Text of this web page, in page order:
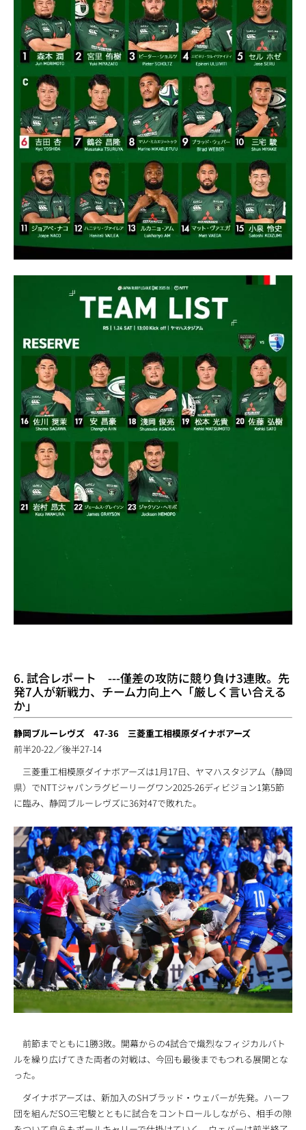
6. 試合レポート ---僅差の攻防に競り負け3連敗。先
発7人が新戦力、チーム力向上へ「厳しく言い合える
か」
静岡ブルーレヴズ 47-36 三菱重工相模原ダイナボアーズ
前半20-22／後半27-14
三菱重工相模原ダイナボアーズは1月17日、ヤマハスタジアム（静岡
県）でNTTジャパンラグビーリーグワン2025-26ディビジョン1第5節
に臨み、静岡ブルーレヴズに36対47で敗れた。
前節までともに1勝3敗。開幕からの4試合で熾烈なフィジカルバト
ルを繰り広げてきた両者の対戦は、今回も最後までもつれる展開とな
った。
ダイナボアーズは、新加入のSHブラッド・ウェバーが先発。ハーフ
団を組んだSO三宅駿とともに試合をコントロールしながら、相手の隙